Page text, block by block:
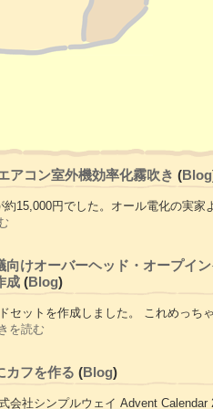
アコン室外機効率化霧吹き (Blog
約15,000円でした。オール電化の実家
向けオーバーヘッド・オープイ
成 (Blog)
セットを作成しました。 これめっち
を読む
カフを作る (Blog)
会社シンプルウェイ Advent Calendar